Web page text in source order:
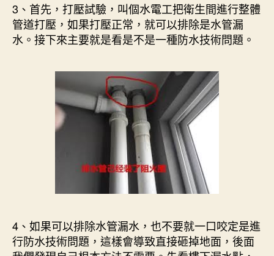
3、首先，打壓試驗，叫個水電工把衛生間進行整體
管道打壓，如果打壓正常，就可以排除是水管漏
水。接下來主要就是看是不是一種防水技術問題。
4、如果可以排除水管漏水，也不要就一口咬定是進
行防水技術問題，這樣會導致直接砸掉地面，後面